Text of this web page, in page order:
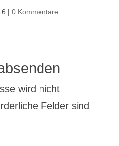
| 0 Kommentare
wird nicht
Felder sind